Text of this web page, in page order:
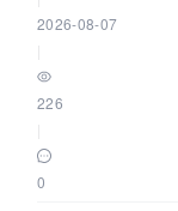
2026-08-07
226
0